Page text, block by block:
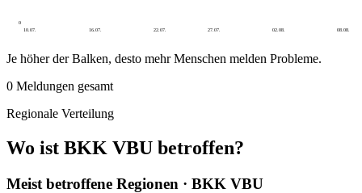
0
10.07. 16.07. 22.07. 27.07. 02.08. 08.08.
Je höher der Balken, desto mehr Menschen melden Probleme.
0 Meldungen gesamt
Regionale Verteilung
Wo ist BKK VBU betroffen?
Meist betroffene Regionen · BKK VBU